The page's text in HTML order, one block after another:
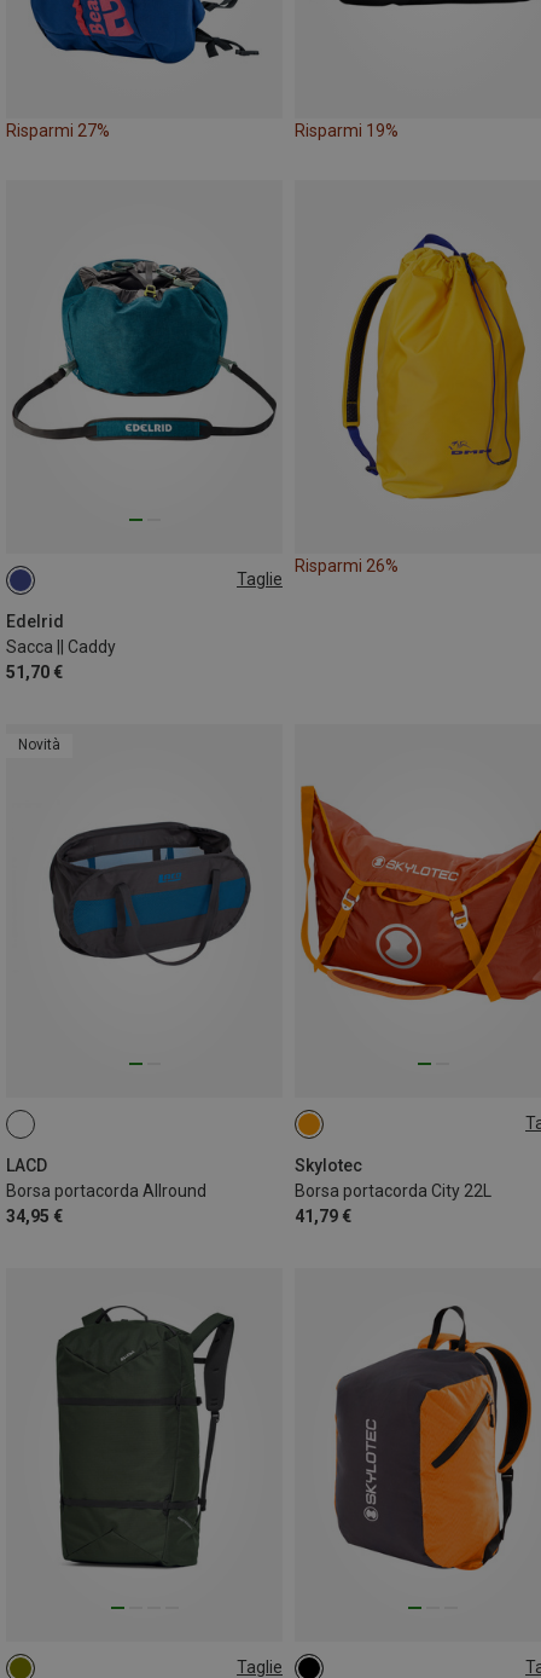
Risparmi 27% Risparmi 19%
Taglie
Edelrid
Sacca || Caddy
51,70 €
ONE SIZE
Risparmi 26%
Novità
LACD
Borsa portacorda Allround
34,95 €
Skylotec
Borsa portacorda City 22L
41,79 €
22L
Taglie